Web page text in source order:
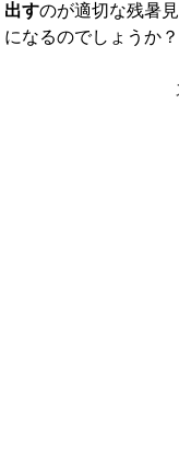
出すのが適切な残暑
になるのでしょうか？